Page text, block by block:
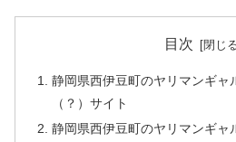
目次
静岡県西伊豆町のヤリマンギャ
（？）サイト
静岡県西伊豆町のヤリマンギ